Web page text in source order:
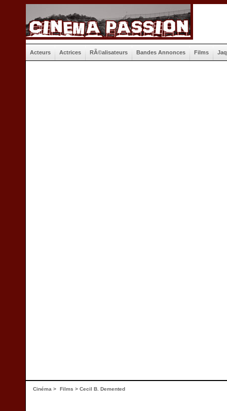
Acteurs Actrices RÃ©alisateurs Bandes Annonces Films
Cinéma > Films > Cecil B. Demented